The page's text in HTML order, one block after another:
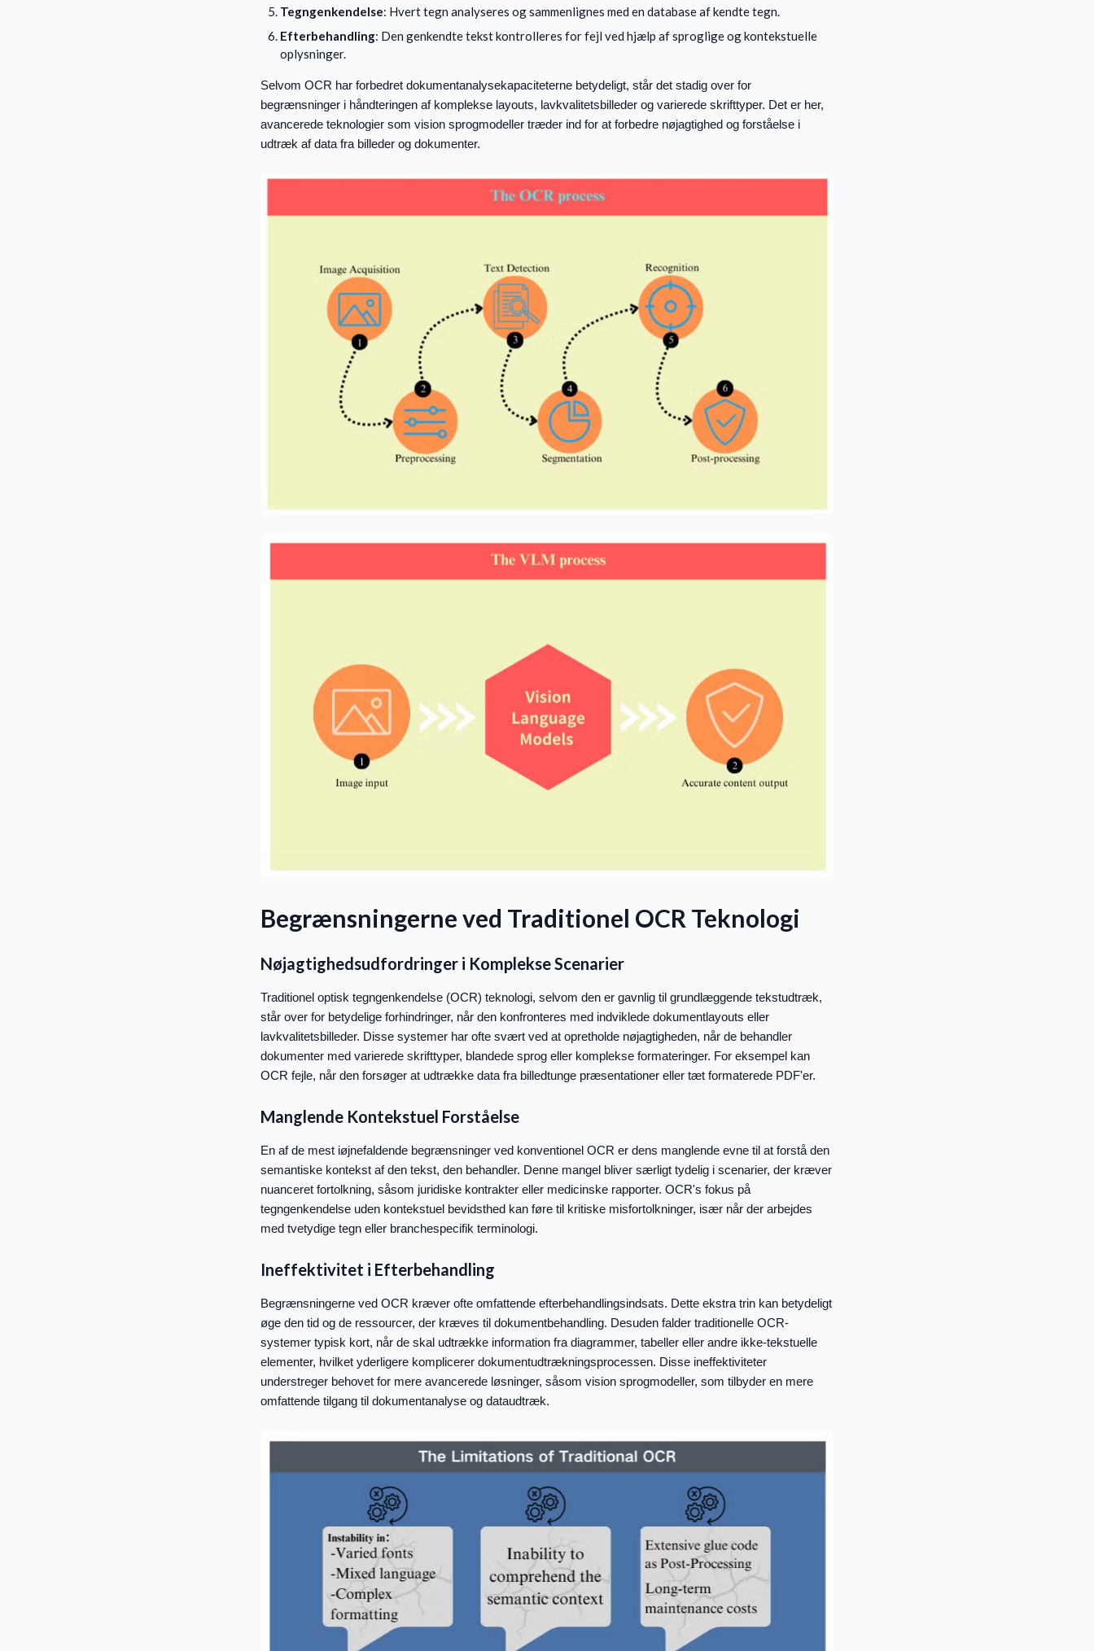
Tegngenkendelse: Hvert tegn analyseres og sammenlignes med en database af kendte tegn.
Efterbehandling: Den genkendte tekst kontrolleres for fejl ved hjælp af sproglige og kontekstuelle
oplysninger.
Selvom OCR har forbedret dokumentanalysekapaciteterne betydeligt, står det stadig over for
begrænsninger i håndteringen af komplekse layouts, lavkvalitetsbilleder og varierede skrifttyper. Det er her,
avancerede teknologier som vision sprogmodeller træder ind for at forbedre nøjagtighed og forståelse i
udtræk af data fra billeder og dokumenter.
Begrænsningerne ved Traditionel OCR Teknologi
Nøjagtighedsudfordringer i Komplekse Scenarier
Traditionel optisk tegngenkendelse (OCR) teknologi, selvom den er gavnlig til grundlæggende tekstudtræk,
står over for betydelige forhindringer, når den konfronteres med indviklede dokumentlayouts eller
lavkvalitetsbilleder. Disse systemer har ofte svært ved at opretholde nøjagtigheden, når de behandler
dokumenter med varierede skrifttyper, blandede sprog eller komplekse formateringer. For eksempel kan
OCR fejle, når den forsøger at udtrække data fra billedtunge præsentationer eller tæt formaterede PDF'er.
Manglende Kontekstuel Forståelse
En af de mest iøjnefaldende begrænsninger ved konventionel OCR er dens manglende evne til at forstå den
semantiske kontekst af den tekst, den behandler. Denne mangel bliver særligt tydelig i scenarier, der kræver
nuanceret fortolkning, såsom juridiske kontrakter eller medicinske rapporter. OCR's fokus på
tegngenkendelse uden kontekstuel bevidsthed kan føre til kritiske misfortolkninger, især når der arbejdes
med tvetydige tegn eller branchespecifik terminologi.
Ineffektivitet i Efterbehandling
Begrænsningerne ved OCR kræver ofte omfattende efterbehandlingsindsats. Dette ekstra trin kan betydeligt
øge den tid og de ressourcer, der kræves til dokumentbehandling. Desuden falder traditionelle OCR-
systemer typisk kort, når de skal udtrække information fra diagrammer, tabeller eller andre ikke-tekstuelle
elementer, hvilket yderligere komplicerer dokumentudtrækningsprocessen. Disse ineffektiviteter
understreger behovet for mere avancerede løsninger, såsom vision sprogmodeller, som tilbyder en mere
omfattende tilgang til dokumentanalyse og dataudtræk.